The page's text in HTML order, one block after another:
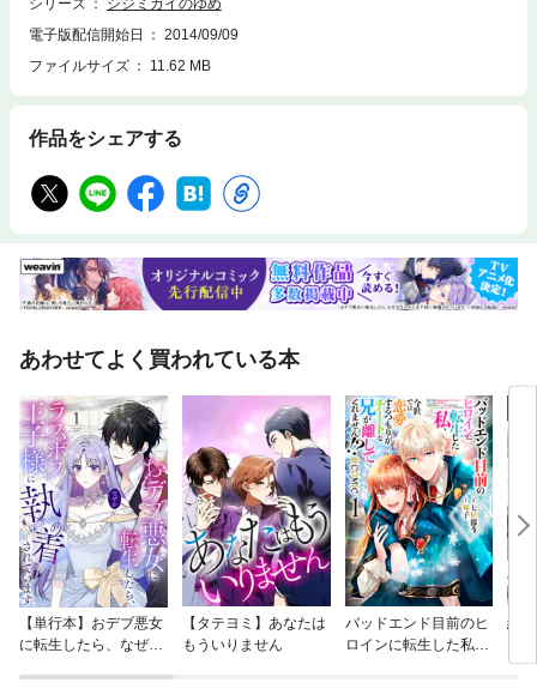
シリーズ
シジミガイのゆめ
電子版配信開始日
2014/09/09
ファイルサイズ
11.62 MB
作品をシェアする
あわせてよく買われている本
【単行本】おデブ悪女
に転生したら、なぜか
【タテヨミ】あなたは
もういりません
バッドエンド目前のヒ
ロインに転生した私、
結